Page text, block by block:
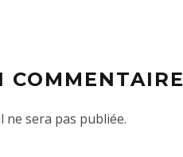
COMMENTAIRE
ne sera pas publiée.